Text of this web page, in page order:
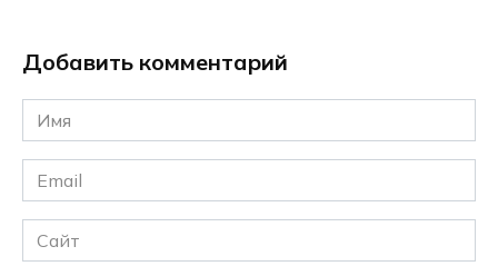
Добавить комментарий
Имя
*
Email
*
Сайт